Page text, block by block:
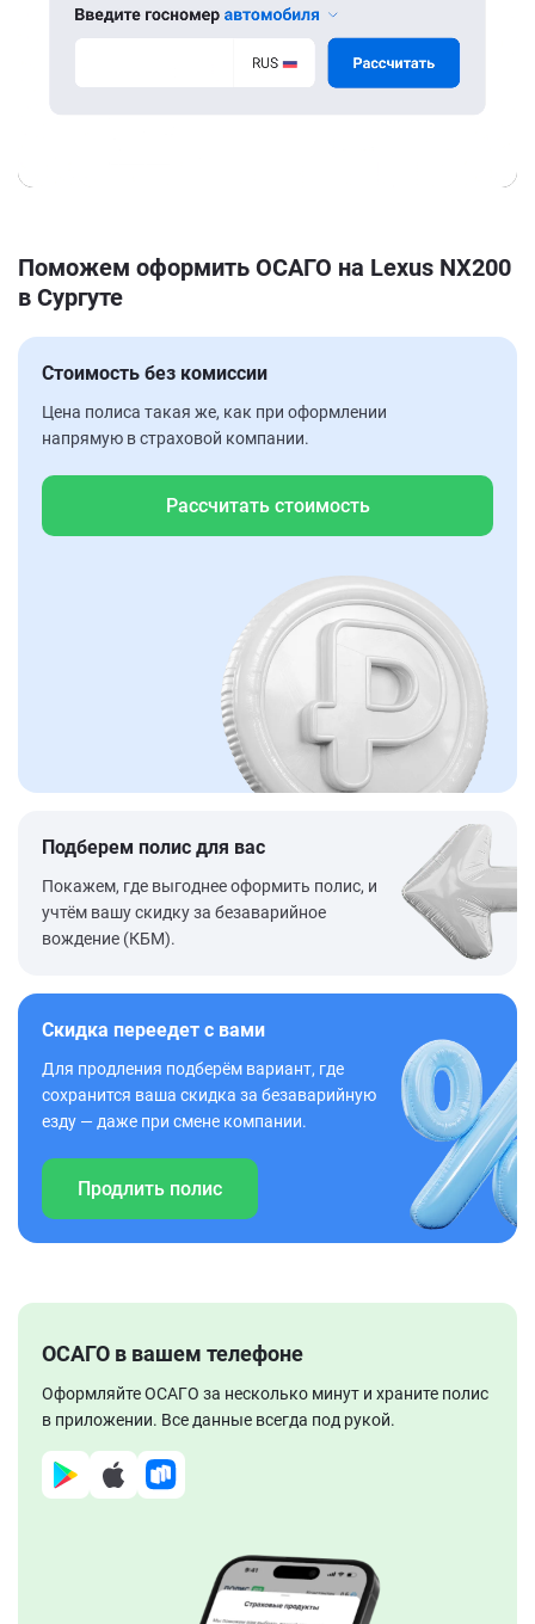
Поможем оформить ОСАГО на Lexus NX200
в Сургуте
Стоимость без комиссии
Цена полиса такая же, как при оформлении
напрямую в страховой компании.
Рассчитать стоимость
Подберем полис для вас
Покажем, где выгоднее оформить полис, и
учтём вашу скидку за безаварийное
вождение (КБМ).
Скидка переедет с вами
Для продления подберём вариант, где
сохранится ваша скидка за безаварийную
езду — даже при смене компании.
Продлить полис
ОСАГО в вашем телефоне
Оформляйте ОСАГО за несколько минут и храните полис
в приложении. Все данные всегда под рукой.